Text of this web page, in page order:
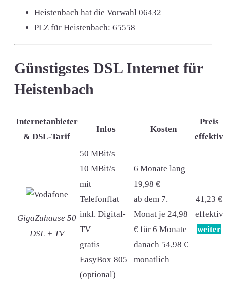
Heistenbach hat die Vorwahl 06432
PLZ für Heistenbach: 65558
Günstigstes DSL Internet für
Heistenbach
Internetanbieter
& DSL-Tarif
Infos Kosten
Preis
effektiv
GigaZuhause 50
DSL + TV
50 MBit/s
10 MBit/s
mit
Telefonflat
inkl. Digital-
TV
gratis
EasyBox 805
(optional)
6 Monate lang
19,98 €
ab dem 7.
Monat je 24,98
€ für 6 Monate
danach 54,98 €
monatlich
41,23 €
effektiv
weiter